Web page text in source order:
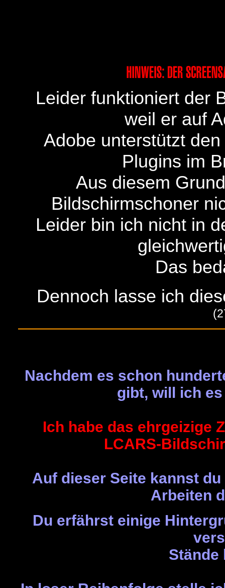
Leider funktioniert der
weil er auf
Adobe unterstützt
Plugins im
Aus diesem
Bildschirmschoner
Leider bin ich nicht in
Das
Dennoch lasse ich
Nachdem es schon
gibt, will ich
Ich habe das ehrgeizige
LCARS-
Auf dieser Seite kannst
Arbeiten
Du erfährst einige
Stände